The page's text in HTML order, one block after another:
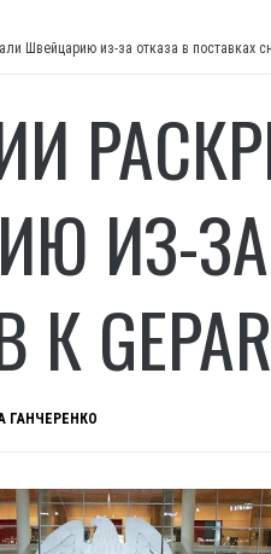
Швейцарию из-за отказа в поставках
ИЗ-
ГАНЧЕРЕНКО